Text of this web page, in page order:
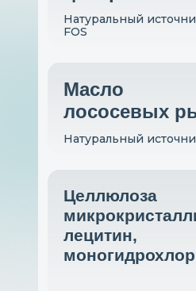
Натуральный
FOS
Масло
лососевых
Натуральный
Целлюлоза
лецитин,